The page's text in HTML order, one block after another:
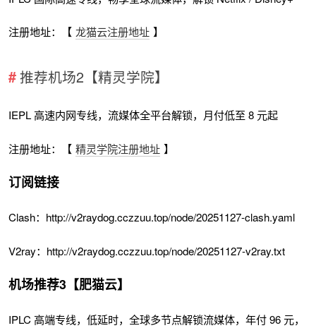
注册地址：【 龙猫云注册地址 】
推荐机场2【精灵学院】
IEPL 高速内网专线，流媒体全平台解锁，月付低至 8 元起
注册地址：【 精灵学院注册地址 】
订阅链接
Clash：http://v2raydog.cczzuu.top/node/20251127-clash.yaml
V2ray：http://v2raydog.cczzuu.top/node/20251127-v2ray.txt
机场推荐3【肥猫云】
IPLC 高端专线，低延时，全球多节点解锁流媒体，年付 96 元，